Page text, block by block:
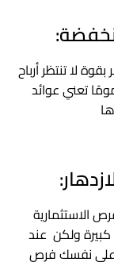
لا تنتظر أرباح
تعني عوائد
الاستثمارية
كبيرة ولكن عند
على نفسك فرص